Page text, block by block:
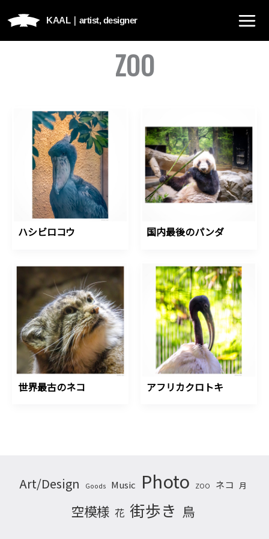
容
を
KAAL｜ artist, designer
ZOO
ハシビロコウ 国内最後のパンダ
世界最古のネコ アフリカクロトキ
Art/Design Goods Music Photo ZOO ネコ 月
空模様 花 街歩き 鳥